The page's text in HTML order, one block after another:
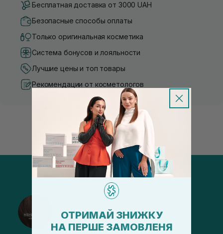
Бесплатная доставка от 3000 UAH
Безопасные способы оплаты
Только оригинальная косметика
Система бонусов и лояльности
Лучшие цены и топ товары
Рекомендации от косметологов
@sisters_stelmakh в Instagram
Подписаться
ОТРИМАЙ ЗНИЖКУ
НА ПЕРШЕ ЗАМОВЛЕНЯ